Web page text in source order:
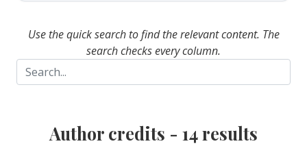
Use the quick search to find the relevant content. The
search checks every column.
Author credits - 14results